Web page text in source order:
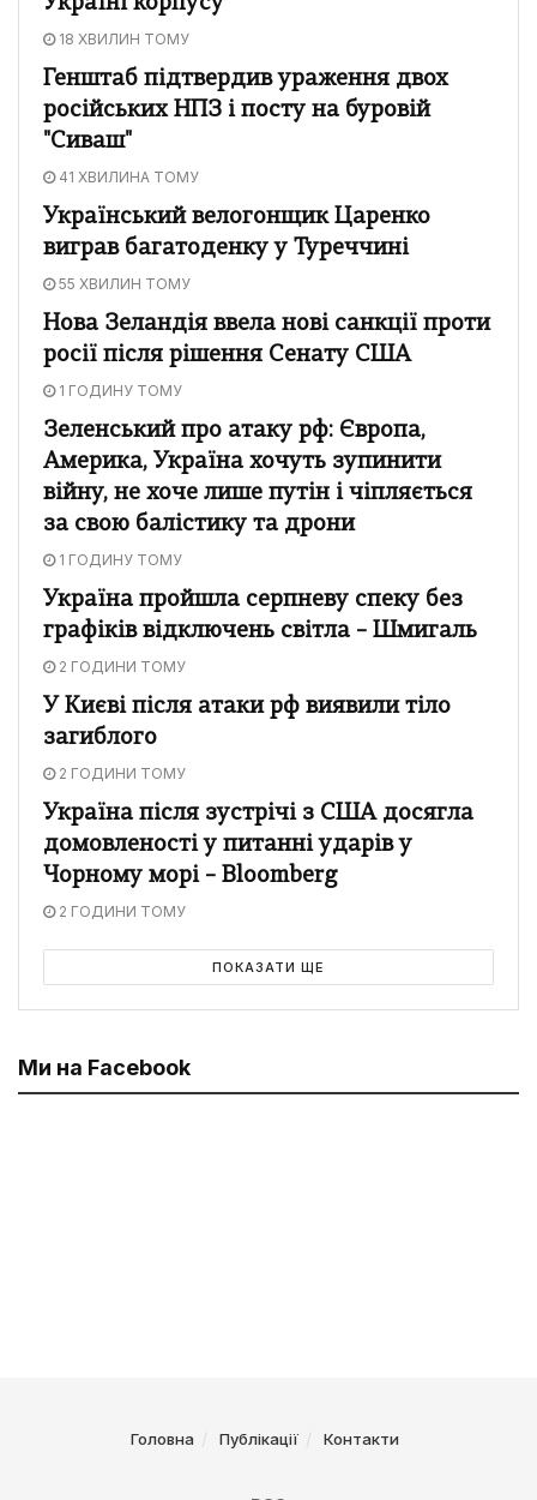
18 ХВИЛИН ТОМУ
Генштаб підтвердив ураження двох
російських НПЗ і посту на буровій
"Сиваш"
41 ХВИЛИНА ТОМУ
Український велогонщик Царенко
виграв багатоденку у Туреччині
55 ХВИЛИН ТОМУ
Нова Зеландія ввела нові санкції проти
росії після рішення Сенату США
1 ГОДИНУ ТОМУ
Зеленський про атаку рф: Європа,
Америка, Україна хочуть зупинити
війну, не хоче лише путін і чіпляється
за свою балістику та дрони
1 ГОДИНУ ТОМУ
Україна пройшла серпневу спеку без
графіків відключень світла – Шмигаль
2 ГОДИНИ ТОМУ
У Києві після атаки рф виявили тіло
загиблого
2 ГОДИНИ ТОМУ
Україна після зустрічі з США досягла
домовленості у питанні ударів у
Чорному морі – Bloomberg
2 ГОДИНИ ТОМУ
ПОКАЗАТИ ЩЕ
Ми на Facebook
Головна Публікації Контакти